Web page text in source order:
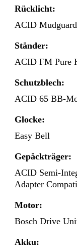
Rücklicht:
ACID
Ständer:
ACID FM Pure
Schutzblech:
ACID 65 BB-
Glocke:
Easy Bell
Gepäckträger:
ACID Semi-
Adapter
Motor:
Bosch Drive
Akku: